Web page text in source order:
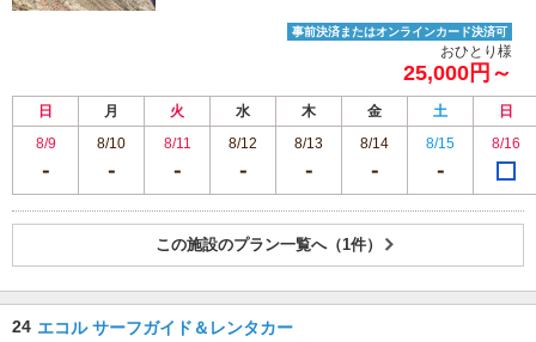
事前決済またはオンラインカード決済可
おひとり様
25,000円～
日 月 火 水 木 金 土
日
8/9
8/10 8/11 8/12 8/13 8/14 8/15 8/16
この施設のプラン一覧へ（1件）
24 エコル サーフガイド＆レンタカー